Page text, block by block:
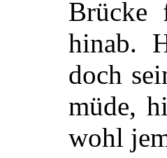
Brücke
hinab.
doch
müde,
wohl